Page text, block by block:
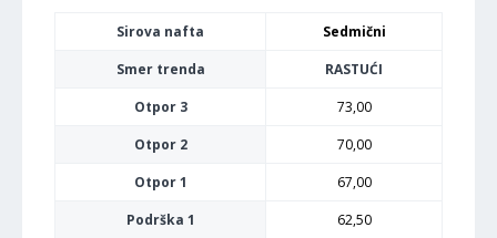
Sirova nafta
Sedmični
Smer trenda
RASTUĆI
Otpor 3
73,00
Otpor 2
70,00
Otpor 1
67,00
Podrška 1
62,50